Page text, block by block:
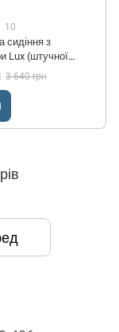
10
сидіння з
Lux (штучної
білі стільники.
Повний комплект
3 640 грн